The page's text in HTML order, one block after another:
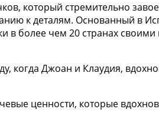
который стремительно
к деталям. Основанный в
в более чем 20 странах
когда Джоан и Клаудия,
ценности, которые